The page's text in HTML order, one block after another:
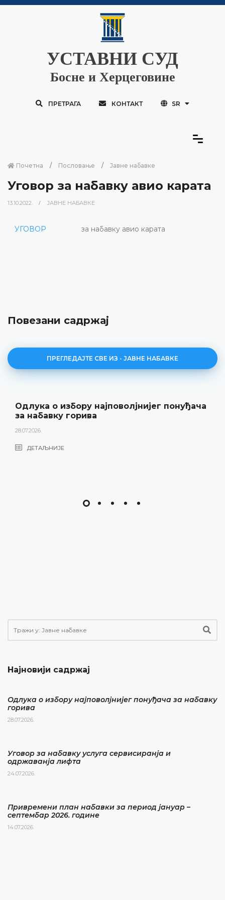
УСТАВНИ СУД
Босне и Херцеговине
ПРЕТРАГА КОНТАКТ SR
Почетна Пословање Јавне набавке
Уговор за набавку авио карата
13.10.2022. ЈАВНЕ НАБАВКЕ
УГОВОР за набавку авио карата
Повезани садржај
ПРЕГЛЕДАЈТЕ СВЕ ИЗ - ЈАВНЕ НАБАВКЕ
Одлука о избору најповолјнијег понуђача
за набавку горива
28.07.2026.
ДЕТАЉНИЈЕ
Најновији садржај
Одлука о избору најповолјнијег понуђача за набавку
горива
28.07.2026.
Уговор за набавку услуга сервисиранја и
одржаванја лифта
24.07.2026.
Привремени план набавки за период јануар –
септембар 2026. године
14.07.2026.